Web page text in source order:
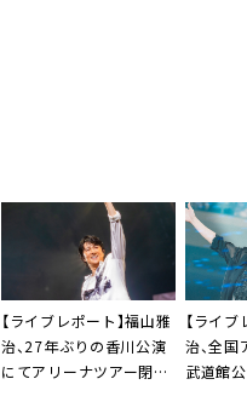
【ライブレポート】福山雅
治、27年ぶりの香川公演
にてアリーナツアー閉
【ライ
治、全
武道館